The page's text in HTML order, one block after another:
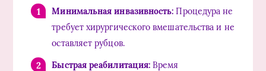
Минимальная инвазивность: Процедура не
требует хирургического вмешательства и не
оставляет рубцов.
Быстрая реабилитация: Время